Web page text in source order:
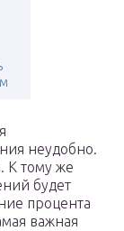
неудобно.
К тому же
будет
процента
важная